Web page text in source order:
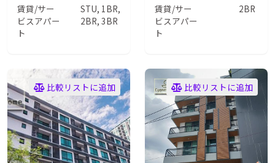
賃貸/サー
ビスアパー
ト
STU, 1BR,
2BR, 3BR
賃貸/サー
ビスアパー
ト
2BR
比較リストに追加 比較リストに追加